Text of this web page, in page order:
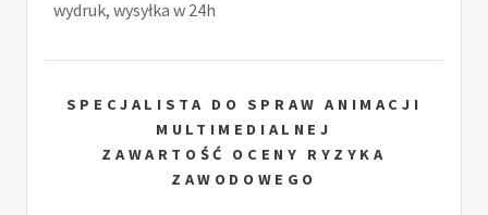
wydruk, wysyłka w 24h
SPECJALISTA DO SPRAW ANIMACJI
MULTIMEDIALNEJ
ZAWARTOŚĆ OCENY RYZYKA
ZAWODOWEGO